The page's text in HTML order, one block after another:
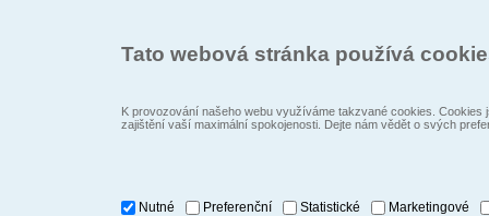
Tato webová stránka používá
K provozování našeho webu využíváme takzvané cookies.
zajištění vaší maximální spokojenosti. Dejte nám vědět o svých
Nutné Preferenční Statistické Marketingové